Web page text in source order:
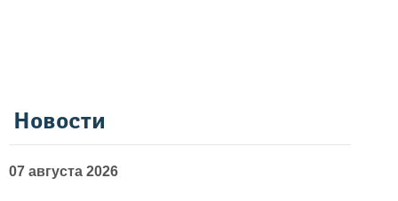
Новости
07 августа 2026